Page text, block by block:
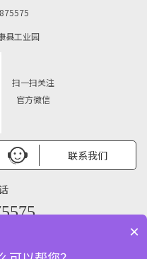
县工业园
扫一扫关注
官方微信
联系我们
有 备案号：
×